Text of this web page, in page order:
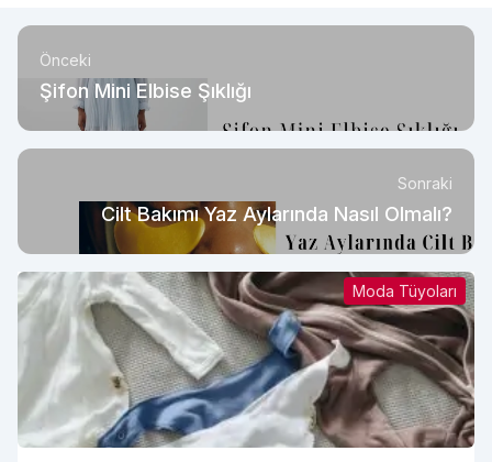
Önceki
Şifon Mini Elbise Şıklığı
Sonraki
Cilt Bakımı Yaz Aylarında Nasıl Olmalı?
Moda Tüyoları